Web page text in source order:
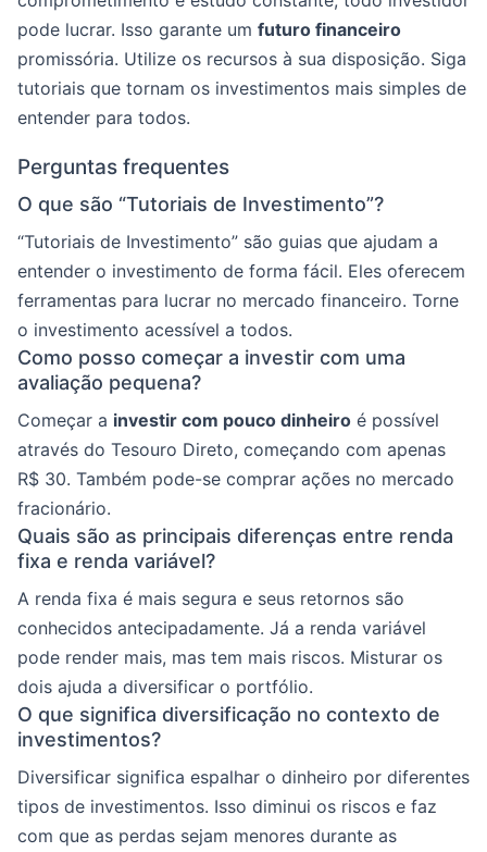
pode lucrar. Isso garante um futuro financeiro
promissória. Utilize os recursos à sua disposição. Siga
tutoriais que tornam os investimentos mais simples de
entender para todos.
Perguntas frequentes
O que são “Tutoriais de Investimento”?
“Tutoriais de Investimento” são guias que ajudam a
entender o investimento de forma fácil. Eles oferecem
ferramentas para lucrar no mercado financeiro. Torne
o investimento acessível a todos.
Como posso começar a investir com uma
avaliação pequena?
Começar a investir com pouco dinheiro é possível
através do Tesouro Direto, começando com apenas
R$ 30. Também pode-se comprar ações no mercado
fracionário.
Quais são as principais diferenças entre renda
fixa e renda variável?
A renda fixa é mais segura e seus retornos são
conhecidos antecipadamente. Já a renda variável
pode render mais, mas tem mais riscos. Misturar os
dois ajuda a diversificar o portfólio.
O que significa diversificação no contexto de
investimentos?
Diversificar significa espalhar o dinheiro por diferentes
tipos de investimentos. Isso diminui os riscos e faz
com que as perdas sejam menores durante as